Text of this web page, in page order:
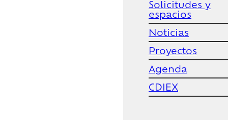
Solicitudes y
espacios
Noticias
Proyectos
Agenda
CDIEX